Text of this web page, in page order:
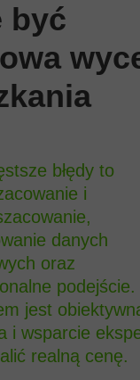
błędy to
i
danych
oraz
podejście.
jest
i wsparcie
realną cenę.
być